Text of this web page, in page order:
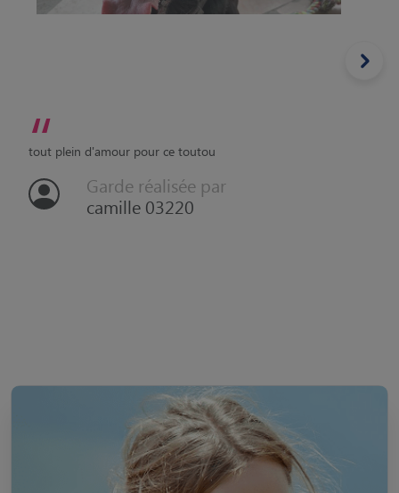
“
tout plein d'amour pour ce toutou
Garde réalisée par
camille 03220